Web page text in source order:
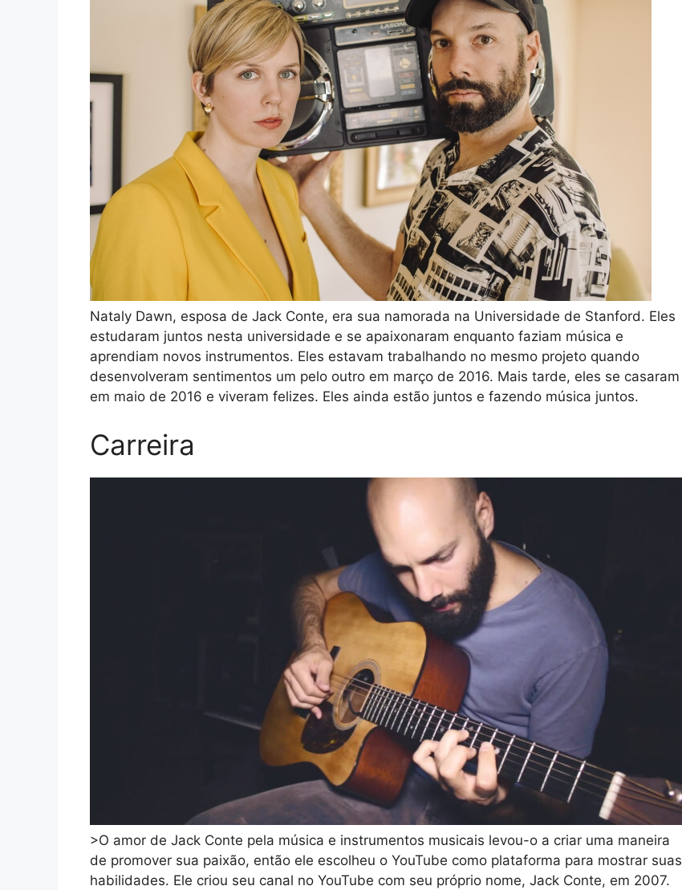
Nataly Dawn, esposa de Jack Conte, era sua namorada na Universidade de Stanford. Eles
estudaram juntos nesta universidade e se apaixonaram enquanto faziam música e
aprendiam novos instrumentos. Eles estavam trabalhando no mesmo projeto quando
desenvolveram sentimentos um pelo outro em março de 2016. Mais tarde, eles se casaram
em maio de 2016 e viveram felizes. Eles ainda estão juntos e fazendo música juntos.
Carreira
>O amor de Jack Conte pela música e instrumentos musicais levou-o a criar uma maneira
de promover sua paixão, então ele escolheu o YouTube como plataforma para mostrar suas
habilidades. Ele criou seu canal no YouTube com seu próprio nome, Jack Conte, em 2007.